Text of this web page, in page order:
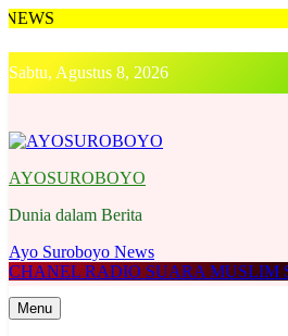
content
Sabtu, Agustus 8, 2026
AYOSUROBOYO
Dunia dalam Berita
Ayo Suroboyo News
CHANEL RADIO SUARA MUSLIM
Menu